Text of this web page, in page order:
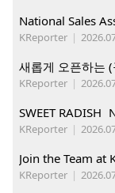
National Sales
KReporter |
KReporter |
SWEET RADISH
KReporter |
Join the Team at
KReporter |